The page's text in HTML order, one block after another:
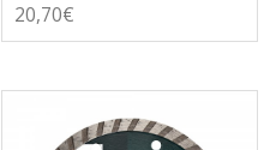
20,70€